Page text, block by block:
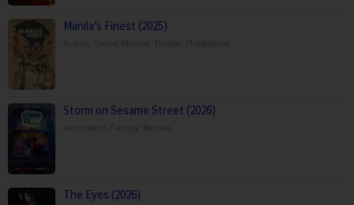
Manila’s Finest (2025)
Storm on Sesame Street (2026)
The Eyes (2026)